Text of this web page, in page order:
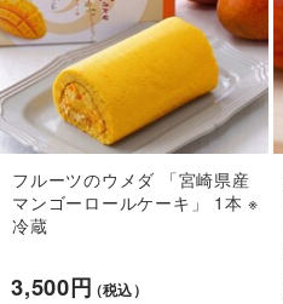
フルーツのウメダ 「宮崎県産
マンゴーロールケーキ」 1本 ※
冷蔵
3,500円（税込）